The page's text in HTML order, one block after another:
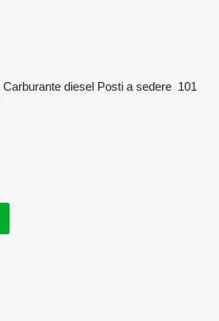
Carburante diesel Posti a sedere 101